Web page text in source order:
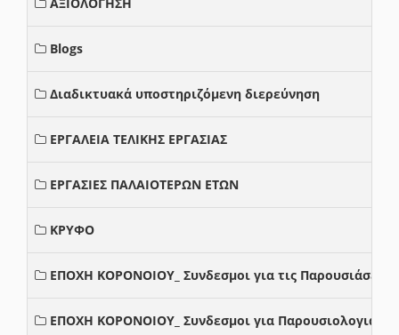
Blogs
Διαδικτυακά υποστηριζόμενη διερεύνηση
ΕΡΓΑΛΕΙΑ ΤΕΛΙΚΗΣ ΕΡΓΑΣΙΑΣ
ΕΡΓΑΣΙΕΣ ΠΑΛΑΙΟΤΕΡΩΝ ΕΤΩΝ
ΚΡΥΦΟ
ΕΠΟΧΗ ΚΟΡΟΝΟΙΟΥ_ Συνδεσμοι για τις Παρουσιάσεις
ΕΠΟΧΗ ΚΟΡΟΝΟΙΟΥ_ Συνδεσμοι για Παρουσιολογια